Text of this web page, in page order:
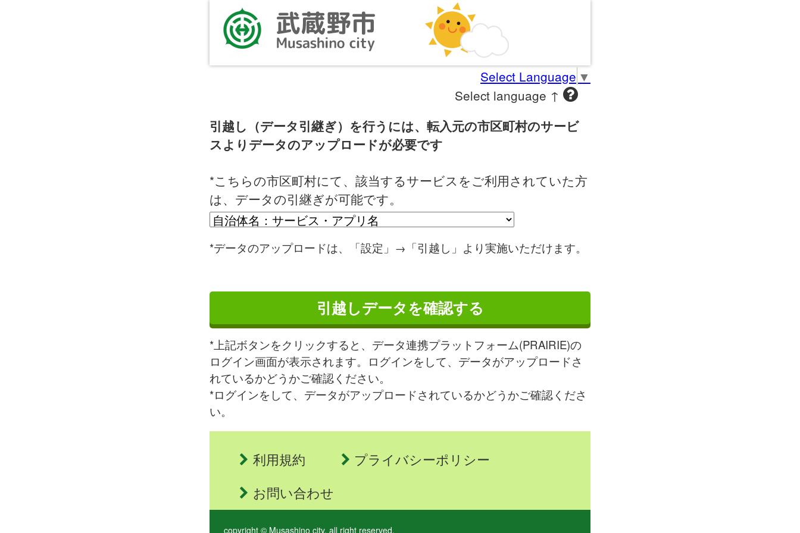
Select Language ▼
Select language ↑
引越し（データ引継ぎ）を行うには、転入元の市区町村のサービ
スよりデータのアップロードが必要です
*こちらの市区町村にて、該当するサービスをご利用されていた方
は、データの引継ぎが可能です。
*データのアップロードは、「設定」→「引越し」より実施いただけます。
*上記ボタンをクリックすると、データ連携プラットフォーム(PRAIRIE)の
ログイン画面が表示されます。ログインをして、データがアップロードさ
れているかどうかご確認ください。
*ログインをして、データがアップロードされているかどうかご確認くださ
い。
利用規約
プライバシーポリシー
お問い合わせ
copyright © Musashino city. all right reserved.